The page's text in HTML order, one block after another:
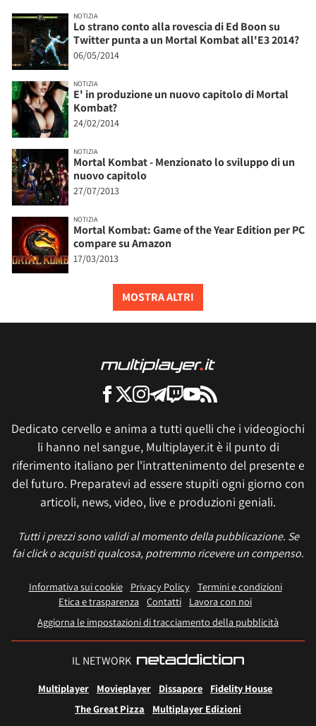
NOTIZIA
Lo strano conto alla rovescia di Ed Boon su
Twitter punta a un Mortal Kombat all'E3 2014?
06/05/2014
NOTIZIA
E' in produzione un nuovo capitolo di Mortal
Kombat?
24/02/2014
NOTIZIA
Mortal Kombat - Menzionato lo sviluppo di un
nuovo capitolo
27/07/2013
NOTIZIA
Mortal Kombat: Game of the Year Edition per PC
compare su Amazon
17/03/2013
MOSTRA ALTRI
Dedicato cervello e anima a tutti quelli che i videogiochi
li hanno nel sangue, Multiplayer.it è il punto di
riferimento italiano per l'intrattenimento del presente e
del futuro. Preparatevi ad essere stupiti ogni giorno con
articoli, news, video, live e produzioni geniali.
Tutti i prezzi sono validi al momento della pubblicazione. Se
fai click o acquisti qualcosa, potremmo ricevere un compenso.
Informativa sui cookie Privacy Policy
Termini e condizioni
Etica e trasparenza Contatti
Lavora con noi
Aggiorna le impostazioni di tracciamento della pubblicità
IL NETWORK
Multiplayer Movieplayer Dissapore
Fidelity House
The Great Pizza
Multiplayer Edizioni